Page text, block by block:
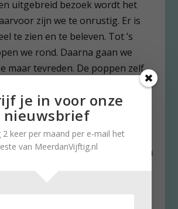
uitgebreid bezoek wordt het
zijn we te onrustig. Er is
te zien en te beleven. Tot ’s
we rond. Daarna gaan we
maar tevreden. De poppen zelf
dansen!
met mitrailleurs zijn
van het festival passeren we aan
straat militairen met geladen
gedachte dat er een act wordt
al snel verdrongen door het
je in voor onze
nieuwsbrief
2 keer per maand per e-mail het
van MeerdanVijftig.nl